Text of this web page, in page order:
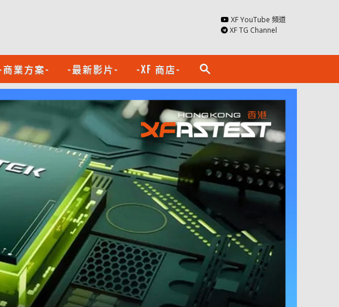
XF YouTube 頻道
XF TG Channel
商業方案- -最新影片- -XF 商店- search